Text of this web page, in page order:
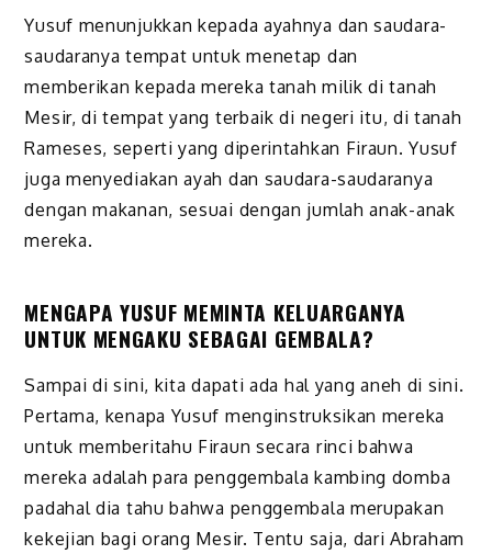
Yusuf menunjukkan kepada ayahnya dan saudara-
saudaranya tempat untuk menetap dan
memberikan kepada mereka tanah milik di tanah
Mesir, di tempat yang terbaik di negeri itu, di tanah
Rameses, seperti yang diperintahkan Firaun. Yusuf
juga menyediakan ayah dan saudara-saudaranya
dengan makanan, sesuai dengan jumlah anak-anak
mereka.
MENGAPA YUSUF MEMINTA KELUARGANYA
UNTUK MENGAKU SEBAGAI GEMBALA?
Sampai di sini, kita dapati ada hal yang aneh di sini.
Pertama, kenapa Yusuf menginstruksikan mereka
untuk memberitahu Firaun secara rinci bahwa
mereka adalah para penggembala kambing domba
padahal dia tahu bahwa penggembala merupakan
kekejian bagi orang Mesir. Tentu saja, dari Abraham